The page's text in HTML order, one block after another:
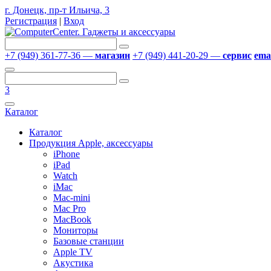
г. Донецк, пр-т Ильича, 3
Регистрация | Вход
+7 (949) 361-77-36 — магазин +7 (949) 441-20-29 — сервис
3
Каталог
Каталог
Продукция Apple, аксессуары
iPhone
iPad
Watch
iMac
Mac-mini
Mac Pro
MacBook
Мониторы
Базовые станции
Apple TV
Акустика